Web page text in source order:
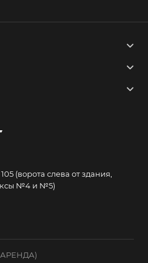
(ворота слева от здания,
№4 и №5)